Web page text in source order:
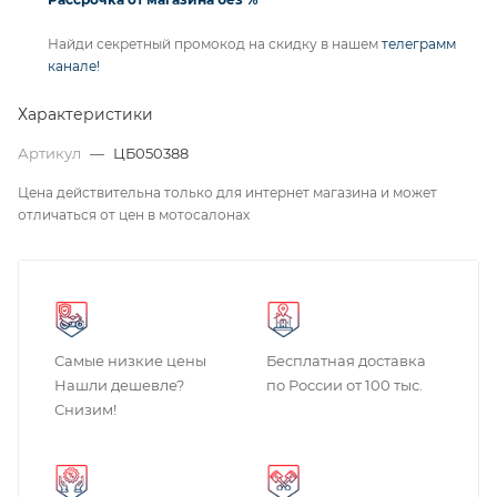
Найди секретный промокод на скидку в нашем телеграмм
канале!
Характеристики
Артикул — ЦБ050388
Цена действительна только для интернет магазина и может
отличаться от цен в мотосалонах
Самые низкие цены
Нашли дешевле?
Снизим!
Бесплатная доставка
по России от 100 тыс.